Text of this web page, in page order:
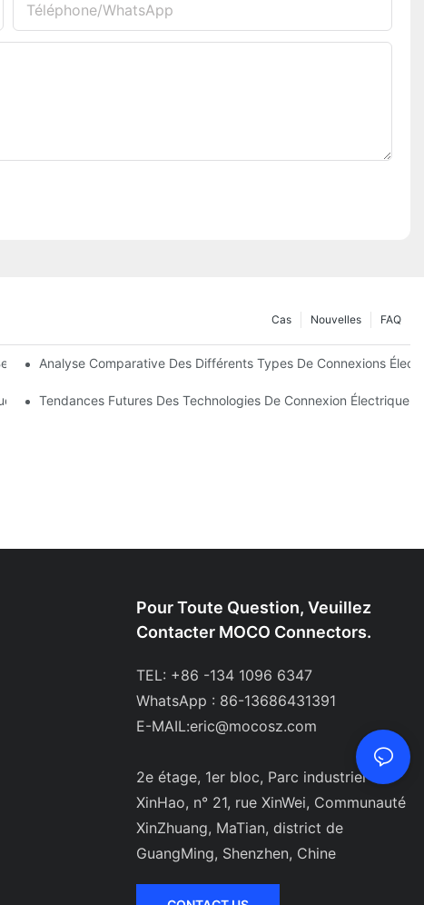
Téléphone/WhatsApp
FAQ
Nouvelles
Cas
Analyse Comparative Des Différents Types De Connexions
Tendances Futures Des Technologies De Connexion Électrique
Pour Toute Question, Veuillez
Contacter MOCO Connectors.
TEL: +86 -134 1096 6347
WhatsApp : 86-13686431391
E-MAIL:eric@mocosz.com
2e étage, 1er bloc, Parc industriel
XinHao, n° 21, rue XinWei, Communauté
XinZhuang, MaTian, ​​district de
GuangMing, Shenzhen, Chine